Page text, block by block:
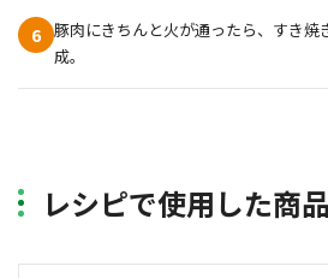
6 豚肉にきちんと火が通ったら、すき焼
成。
レシピで使用した商品